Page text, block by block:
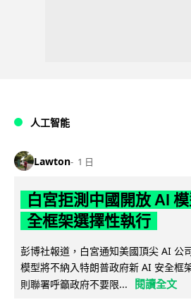
人工智能
Lawton 1 日
白宮拒測中國開放 AI
全框架選擇性執行
彭博社報道，白宮通知美國頂尖 AI 公
模型將不納入特朗普政府新 AI 安全框
則聯署呼籲政府不要限...
閱讀全文